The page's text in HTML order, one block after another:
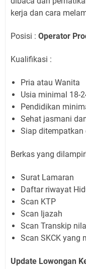
kerja dan cara
Posisi : Operator
Kualifikasi :
Pria atau Wanita
Usia minimal 18-
Pendidikan
Sehat jasmani
Siap ditempatkan
Berkas yang
Surat Lamaran
Daftar riwayat
Scan KTP
Scan Ijazah
Scan Transkip
Scan SKCK yang
Update Lowongan